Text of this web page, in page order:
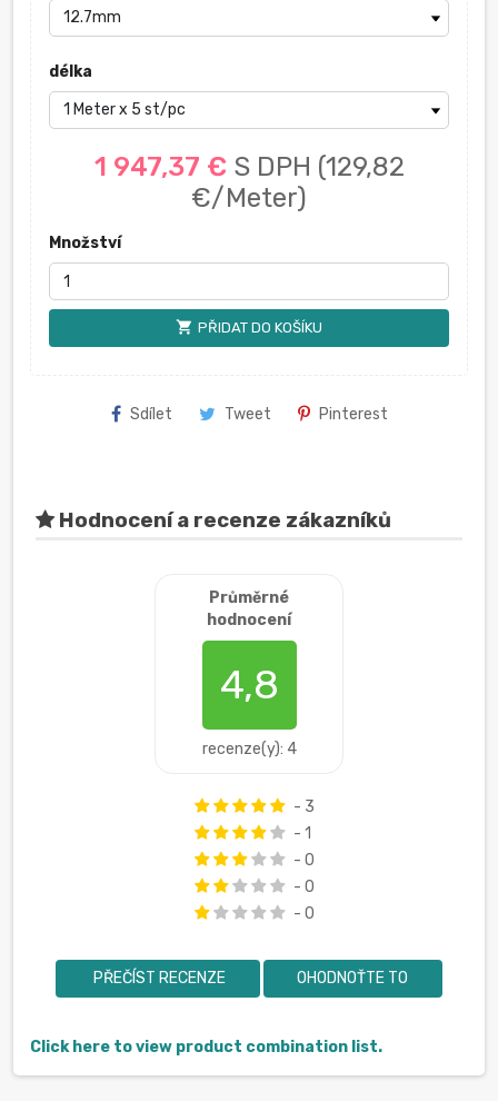
délka
1 947,37 € S DPH (129,82
€/Meter)
Množství
shopping_cart PŘIDAT DO KOŠÍKU
Sdílet Tweet Pinterest
Hodnocení a recenze zákazníků
Průměrné
hodnocení
4,8
recenze(y): 4
- 3
- 1
- 0
- 0
- 0
PŘEČÍST RECENZE OHODNOŤTE TO
Click here to view product combination list.